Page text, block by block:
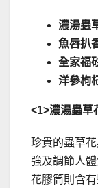
濃湯蟲
魚唇扒
全家福
洋參枸
<1>濃湯蟲草
珍貴的蟲草
強及調節人
花膠筒則含